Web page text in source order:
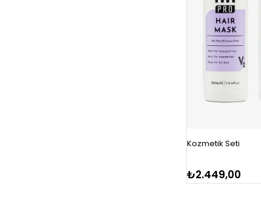
Kozmetik Seti
₺2.449,00